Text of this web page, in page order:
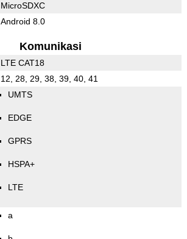
MicroSDXC
Android 8.0
Komunikasi
LTE CAT18
12, 28, 29, 38, 39, 40, 41
UMTS
EDGE
GPRS
HSPA+
LTE
a